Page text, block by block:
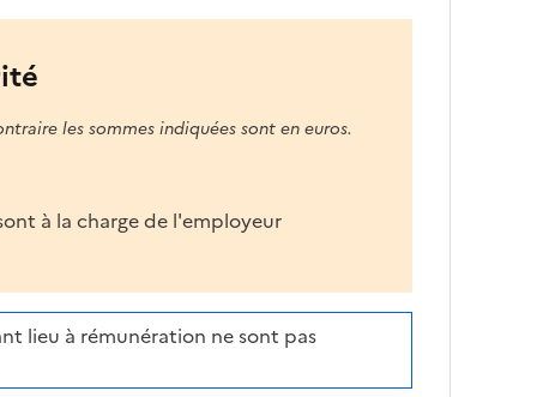
les sommes indiquées sont en euros.
à la charge de l'employeur
lieu à rémunération ne sont pas